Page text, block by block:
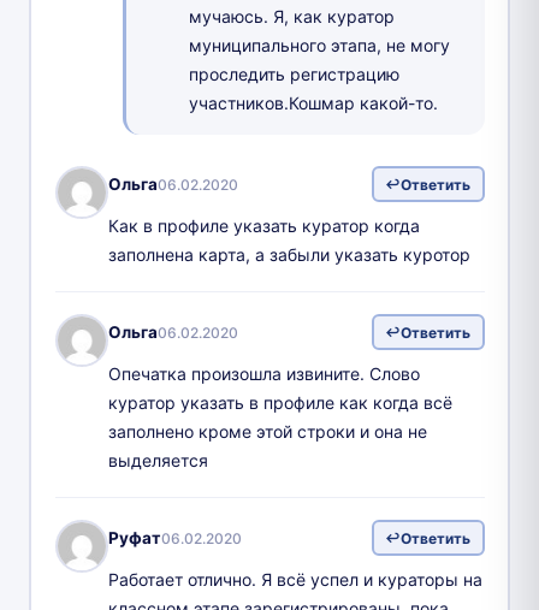
мучаюсь. Я, как куратор
муниципального этапа, не могу
проследить регистрацию
участников.Кошмар какой-то.
Ольга06.02.2020 Ответить
Как в профиле указать куратор когда
заполнена карта, а забыли указать куротор
Ольга06.02.2020 Ответить
Опечатка произошла извините. Слово
куратор указать в профиле как когда всё
заполнено кроме этой строки и она не
выделяется
Руфат06.02.2020 Ответить
Работает отлично. Я всё успел и кураторы на